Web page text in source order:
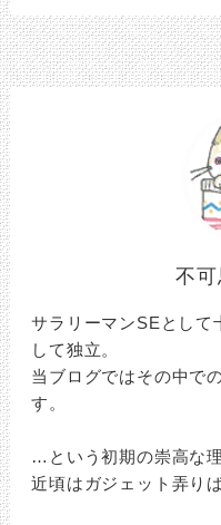
不
サラリーマンSEとして
して独立。
当ブログではその中で
す。
…という初期の崇高な
近頃はガジェット弄り